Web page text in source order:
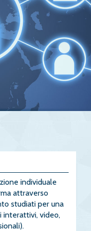
individuale
attraverso
studiati per una
interattivi, video,